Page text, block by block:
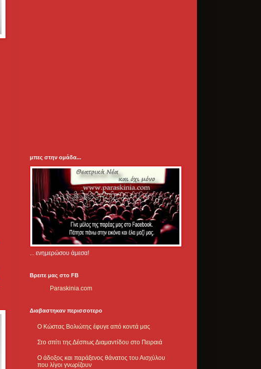
μπες στην ομάδα...
... ενημερώσου άμεσα!
Βρειτε μας στο FB
Paraskinia.com
Διαβαστηκαν περισσοτερο
Ο Κώστας Βολιώτης έφυγε από κοντά μας
Στο σπίτι της Δέσπως Διαμαντίδου στο Πειραιά
Ο άδοξος και παράξενος θάνατος του Αισχύλου
που λίγοι γνωρίζουν